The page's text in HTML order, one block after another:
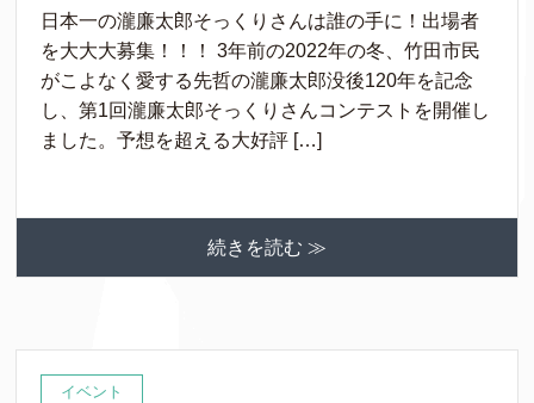
日本一の瀧廉太郎そっくりさんは誰の手に！出場者
を大大大募集！！！ 3年前の2022年の冬、竹田市民
がこよなく愛する先哲の瀧廉太郎没後120年を記念
し、第1回瀧廉太郎そっくりさんコンテストを開催し
ました。予想を超える大好評 […]
続きを読む ≫
イベント